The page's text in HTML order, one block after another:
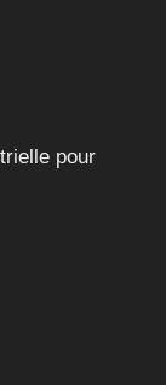
pour